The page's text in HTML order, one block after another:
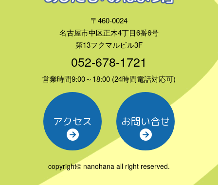
〒460-0024
名古屋市中区正木4丁目6番6号
第13フクマルビル3F
052-678-1721
営業時間9:00～18:00 (24時間電話対応可)
アクセス お問い合せ
copyright© nanohana all right reserved.